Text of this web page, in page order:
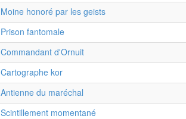
Moine honoré par les geists
Prison fantomale
Commandant d'Ornuit
Cartographe kor
Antienne du maréchal
Scintillement momentané